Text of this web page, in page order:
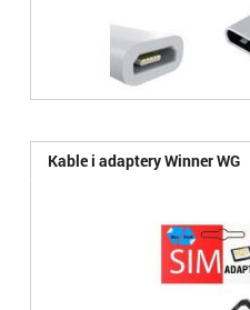
Kable i adaptery Winner WG